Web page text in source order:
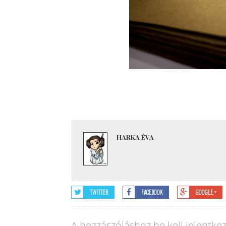
HARKA ÉVA
TWITTER FACEBOOK GOOGLE +